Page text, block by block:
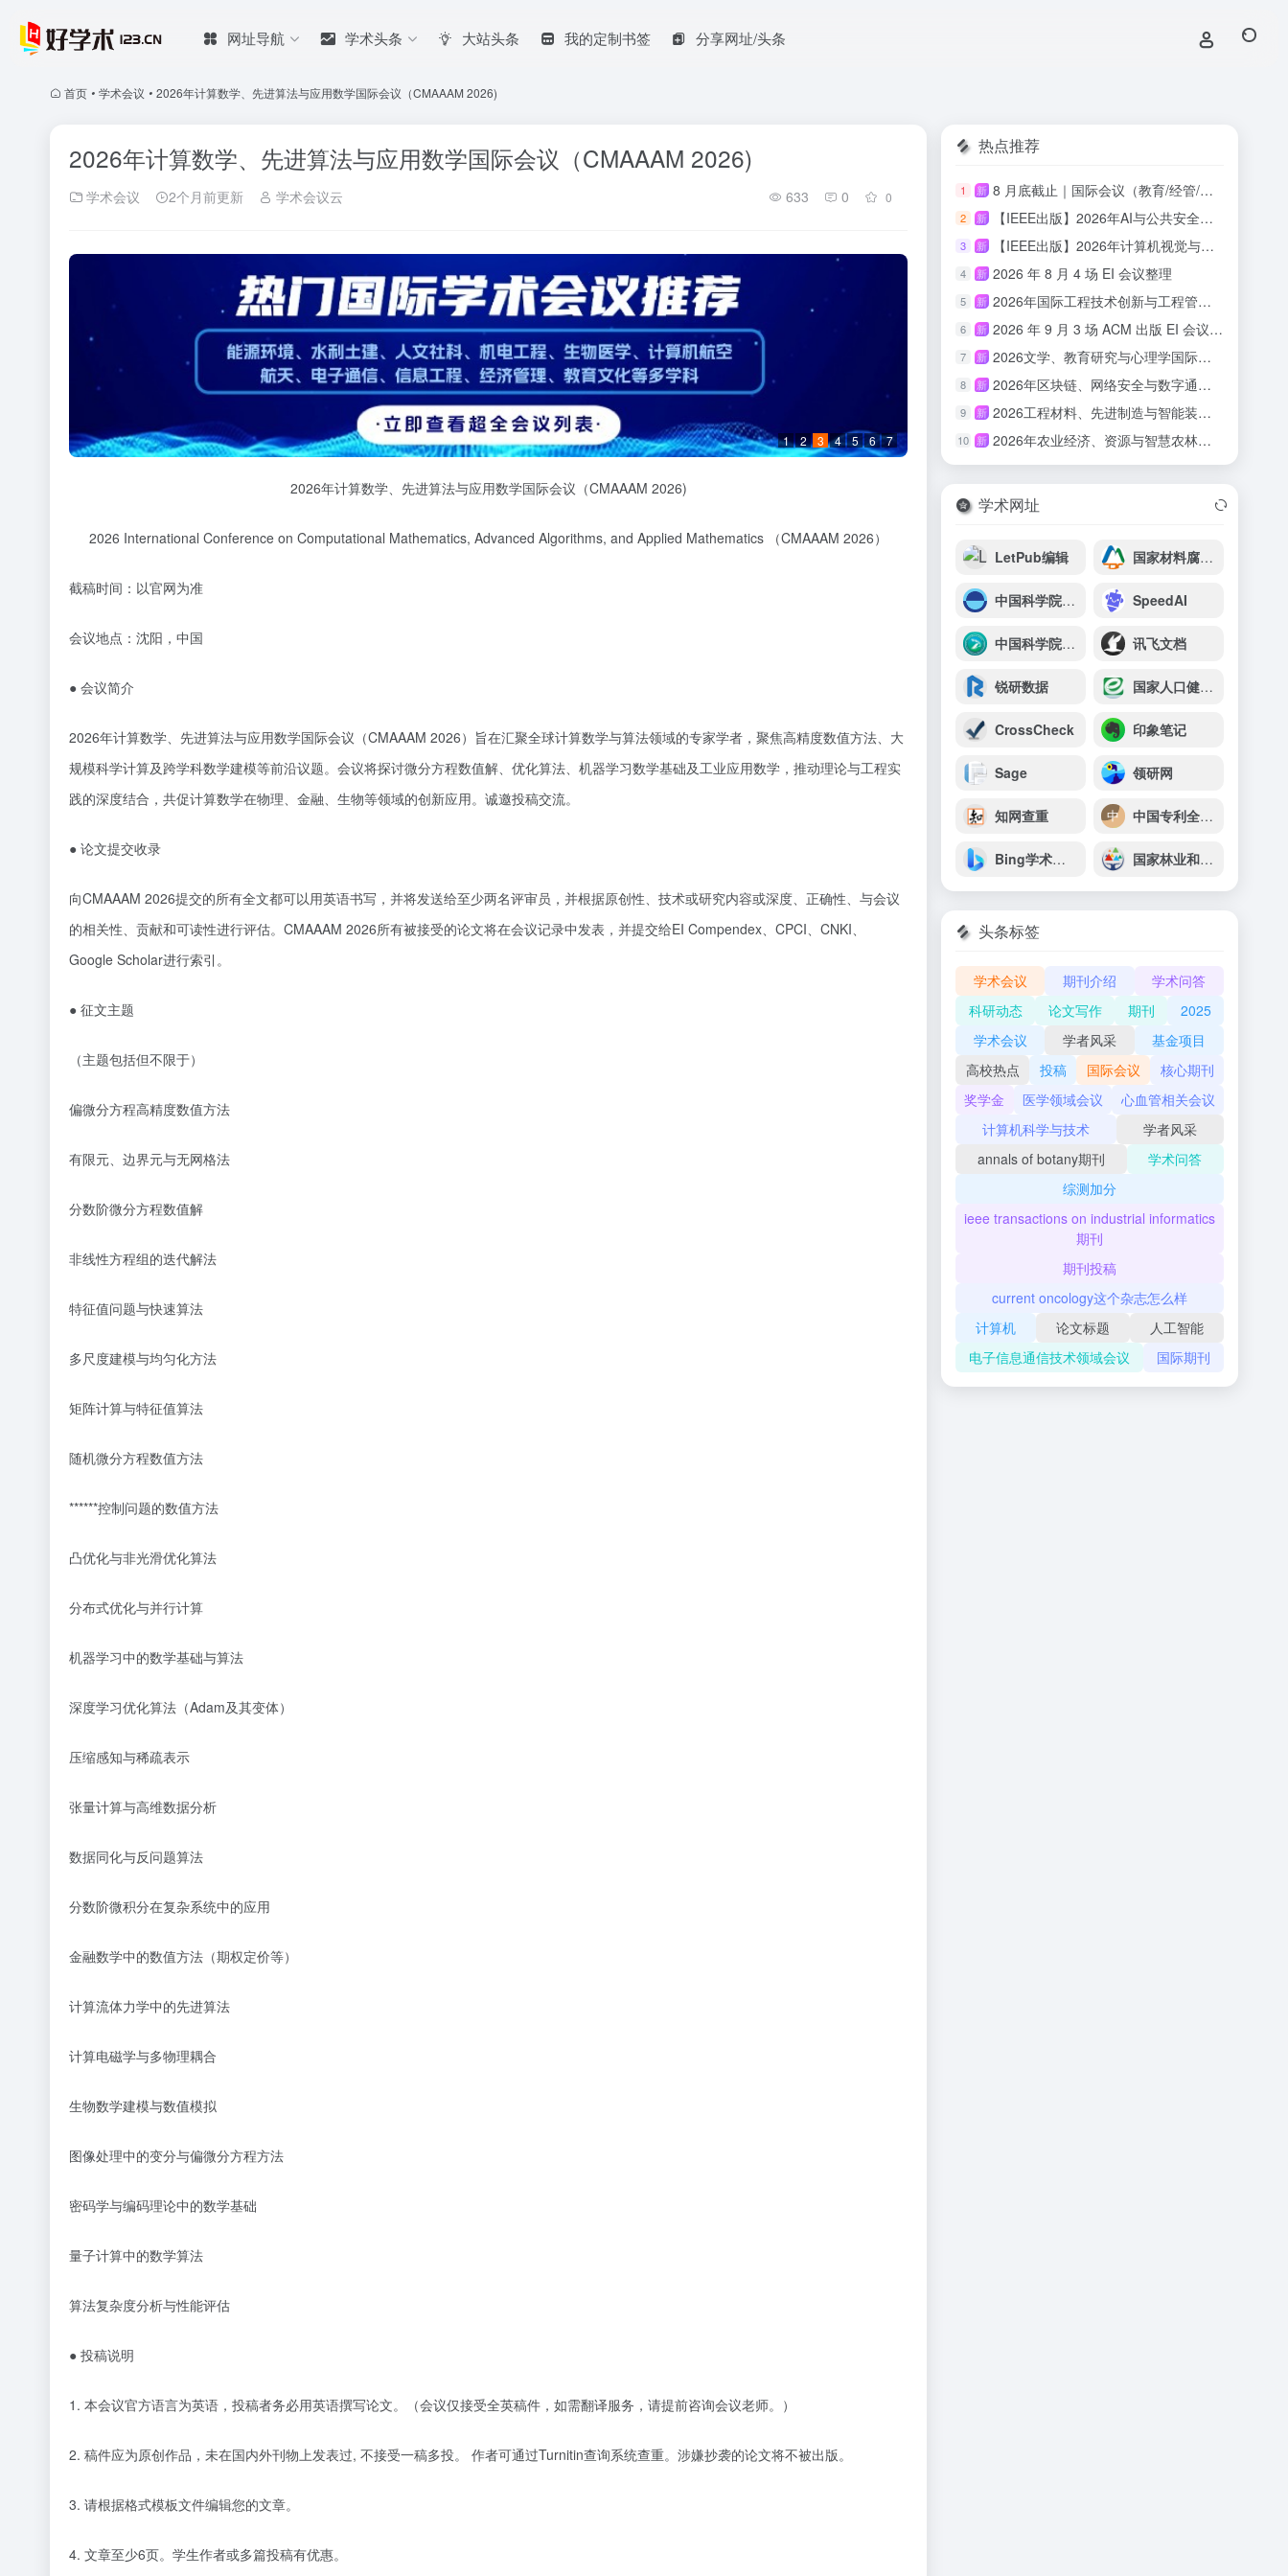
网址导航 学术头条 大站头条 我的定制书签 分享网址/头条
首页 • 学术会议 • 2026年计算数学、先进算法与应用数学国际会议（CMAAAM 2026)
2026年计算数学、先进算法与应用数学国际会议（CMAAAM 2026)
学术会议 2个月前更新 学术会议云 633 0 0
1 2 3 4 5 6 7
2026年计算数学、先进算法与应用数学国际会议（CMAAAM 2026)
2026 International Conference on Computational Mathematics, Advanced Algorithms, and Applied Mathematics （CMAAAM 2026）
截稿时间：以官网为准
会议地点：沈阳，中国
● 会议简介
2026年计算数学、先进算法与应用数学国际会议（CMAAAM 2026）旨在汇聚全球计算数学与算法领域的专家学者，聚焦高精度数值方法、大
规模科学计算及跨学科数学建模等前沿议题。会议将探讨微分方程数值解、优化算法、机器学习数学基础及工业应用数学，推动理论与工程实
践的深度结合，共促计算数学在物理、金融、生物等领域的创新应用。诚邀投稿交流。
● 论文提交收录
向CMAAAM 2026提交的所有全文都可以用英语书写，并将发送给至少两名评审员，并根据原创性、技术或研究内容或深度、正确性、与会议
的相关性、贡献和可读性进行评估。CMAAAM 2026所有被接受的论文将在会议记录中发表，并提交给EI Compendex、CPCI、CNKI、
Google Scholar进行索引。
● 征文主题
（主题包括但不限于）
偏微分方程高精度数值方法
有限元、边界元与无网格法
分数阶微分方程数值解
非线性方程组的迭代解法
特征值问题与快速算法
多尺度建模与均匀化方法
矩阵计算与特征值算法
随机微分方程数值方法
******控制问题的数值方法
凸优化与非光滑优化算法
分布式优化与并行计算
机器学习中的数学基础与算法
深度学习优化算法（Adam及其变体）
压缩感知与稀疏表示
张量计算与高维数据分析
数据同化与反问题算法
分数阶微积分在复杂系统中的应用
金融数学中的数值方法（期权定价等）
计算流体力学中的先进算法
计算电磁学与多物理耦合
生物数学建模与数值模拟
图像处理中的变分与偏微分方程方法
密码学与编码理论中的数学基础
量子计算中的数学算法
算法复杂度分析与性能评估
● 投稿说明
1. 本会议官方语言为英语，投稿者务必用英语撰写论文。（会议仅接受全英稿件，如需翻译服务，请提前咨询会议老师。）
2. 稿件应为原创作品，未在国内外刊物上发表过, 不接受一稿多投。 作者可通过Turnitin查询系统查重。涉嫌抄袭的论文将不被出版。
3. 请根据格式模板文件编辑您的文章。
4. 文章至少6页。学生作者或多篇投稿有优惠。
热点推荐
1 新 8 月底截止｜国际会议（教育/经管/心理/传媒/人文适用）
2 新 【IEEE出版】2026年AI与公共安全国际学术会议
3 新 【IEEE出版】2026年计算机视觉与具身智能国际学术会议
4 新 2026 年 8 月 4 场 EI 会议整理
5 新 2026年国际工程技术创新与工程管理研讨会 （ISETIM 2026）
6 新 2026 年 9 月 3 场 ACM 出版 EI 会议汇总
7 新 2026文学、教育研究与心理学国际会议(ICLERP 2026)
8 新 2026年区块链、网络安全与数字通信国际会议（ICBCBC 2026）
9 新 2026工程材料、先进制造与智能装备国际会议（ICEMAMIE 2026）
10 新 2026年农业经济、资源与智慧农林国际学术会议（AERSAF 2026）
学术网址
LetPub编辑 国家材料腐蚀与防护科学数据中心
中国科学院上海天文台 SpeedAI
中国科学院过程工程研究所 讯飞文档
锐研数据 国家人口健康科学数据中心
CrossCheck 印象笔记
Sage 领研网
知网查重 中国专利全文打包下载
Bing学术搜索 国家林业和草原科学数据共享服务平台
头条标签
学术会议 期刊介绍
学术问答
科研动态
论文写作 期刊
2025
学术会议
学者风采
基金项目
高校热点
投稿 国际会议
核心期刊
奖学金
医学领域会议
心血管相关会议
计算机科学与技术
学者风采
annals of botany期刊
学术问答
综测加分
ieee transactions on industrial informatics
期刊
期刊投稿
current oncology这个杂志怎么样
计算机
论文标题
人工智能
电子信息通信技术领域会议
国际期刊